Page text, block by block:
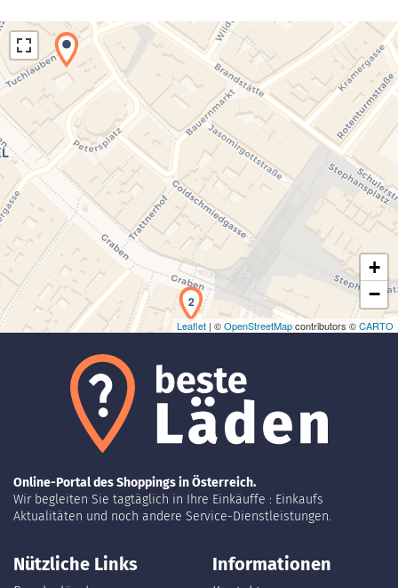
Laden der Karte...
2
5
+
−
Leaflet | ©OpenStreetMapcontributors ©CARTO
Online-Portal des Shoppings in Österreich.
Wir begleiten Sie tagtäglich in Ihre Einkäuffe : Einkaufs
Aktualitäten und noch andere Service-Dienstleistungen.
Nützliche Links Informationen